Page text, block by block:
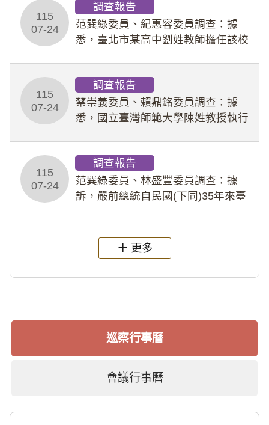
教羽球隊學生等行為，歷經該校校園
事件處理會議（下
115
07-24
調查報告
范巽綠委員、紀惠容委員調查：據
悉，臺北市某高中劉姓教師擔任該校
行拍攝特定樣態性影像並以手機傳送
劉師。該生因畏懼成
115
07-24
調查報告
蔡崇義委員、賴鼎銘委員調查：據
悉，國立臺灣師範大學陳姓教授執行
術倫理等情案調查報告。(115教調
31)
115
07-24
調查報告
范巽綠委員、林盛豐委員調查：據
訴，嚴前總統自民國(下同)35年來臺
過世後，總統府於89年間函請其家屬
繼續留住
更多
巡察行事曆
會議行事曆